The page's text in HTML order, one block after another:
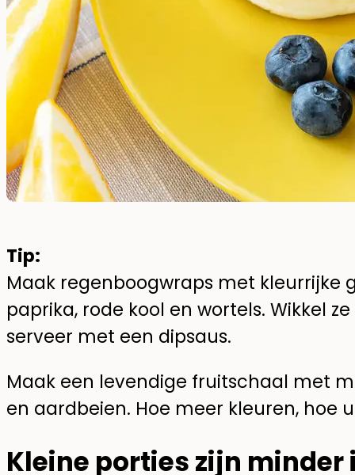
Tip:
Maak regenboogwraps met kleurrijke
paprika, rode kool en wortels. Wikkel
serveer met een dipsaus.
Maak een levendige fruitschaal met
en aardbeien. Hoe meer kleuren, hoe
Kleine porties zijn